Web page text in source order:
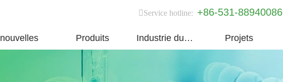
Service hotline: +86-531-88940086
nouvelles Produits Industrie du groupe Projets